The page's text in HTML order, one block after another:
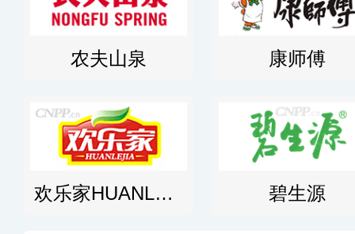
农夫山泉 康师傅
欢乐家HUANLEJIA 碧生源